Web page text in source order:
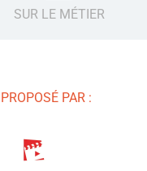
SUR LE MÉTIER
PROPOSÉ PAR :